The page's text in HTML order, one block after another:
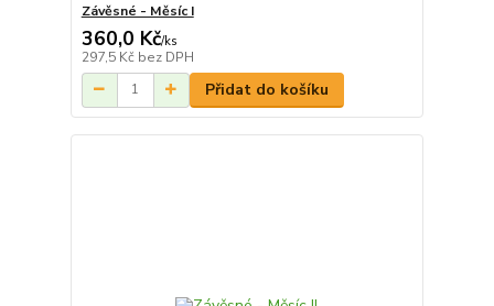
Závěsné - Měsíc I
360,0 Kč/ks
297,5 Kč bez DPH
Přidat do košíku